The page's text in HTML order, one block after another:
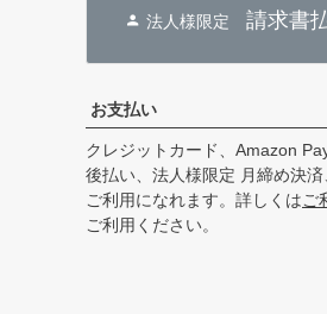
法人様限定請求書
お支払い
クレジットカード、Amazon
後払い、法人様限定 月締め決
ご利用になれます。詳しくはご
ご利用ください。